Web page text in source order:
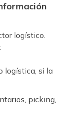
logístico.
logística, si la
picking,